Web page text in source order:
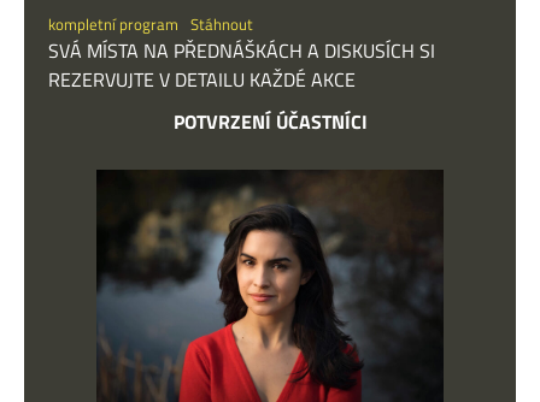
kompletní program Stáhnout
SVÁ MÍSTA NA PŘEDNÁŠKÁCH A DISKUSÍCH SI
REZERVUJTE V DETAILU KAŽDÉ AKCE
POTVRZENÍ ÚČASTNÍCI